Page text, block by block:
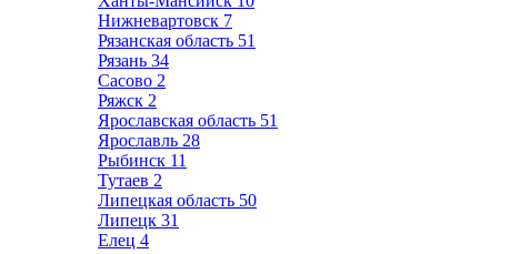
Нижневартовск 7
Рязанская область 51
Рязань 34
Сасово 2
Ряжск 2
Ярославская область 51
Ярославль 28
Рыбинск 11
Тутаев 2
Липецкая область 50
Липецк 31
Елец 4